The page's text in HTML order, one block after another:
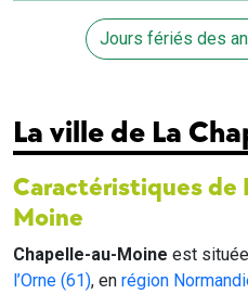
Jours fériés des
La ville de La
Caractéristiques de
Moine
Chapelle-au-Moine est
l’Orne (61), en région